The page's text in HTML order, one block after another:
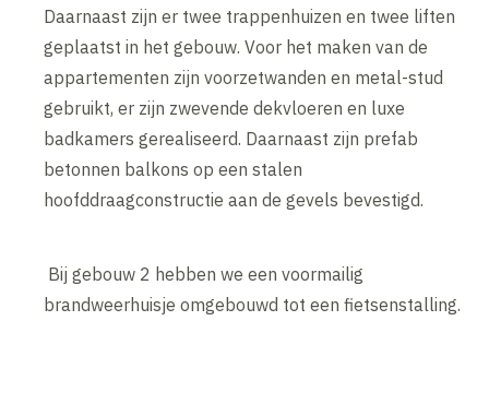
Daarnaast zijn er twee trappenhuizen en twee liften
geplaatst in het gebouw. Voor het maken van de
appartementen zijn voorzetwanden en metal-stud
gebruikt, er zijn zwevende dekvloeren en luxe
badkamers gerealiseerd. Daarnaast zijn prefab
betonnen balkons op een stalen
hoofddraagconstructie aan de gevels bevestigd.
Bij gebouw 2 hebben we een voormailig
brandweerhuisje omgebouwd tot een fietsenstalling.